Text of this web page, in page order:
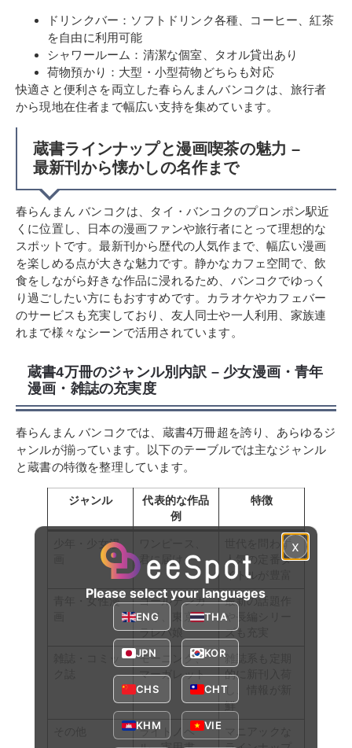
ドリンクバー：ソフトドリンク各種、コーヒー、紅茶
を自由に利用可能
シャワールーム：清潔な個室、タオル貸出あり
荷物預かり：大型・小型荷物どちらも対応
快適さと便利さを両立した春らんまんバンコクは、旅行者
から現地在住者まで幅広い支持を集めています。
蔵書ラインナップと漫画喫茶の魅力 –
最新刊から懐かしの名作まで
春らんまん バンコクは、タイ・バンコクのプロンポン駅近
くに位置し、日本の漫画ファンや旅行者にとって理想的な
スポットです。最新刊から歴代の人気作まで、幅広い漫画
を楽しめる点が大きな魅力です。静かなカフェ空間で、飲
食をしながら好きな作品に浸れるため、バンコクでゆっく
り過ごしたい方にもおすすめです。カラオケやカフェバー
のサービスも充実しており、友人同士や一人利用、家族連
れまで様々なシーンで活用されています。
蔵書4万冊のジャンル別内訳 – 少女漫画・青年
漫画・雑誌の充実度
春らんまん バンコクでは、蔵書4万冊超を誇り、あらゆるジ
ャンルが揃っています。以下のテーブルでは主なジャンル
と蔵書の特徴を整理しています。
ジャンル
代表的な作品
例
特徴
少年・少女漫
君に届け
世代を問わず
人気の定番タ
イトルが豊富
青年・女性漫
ゴールデンカ
ムイ、東京タ
ラレバ娘
最新の話題作
や長編シリー
ズも充実
モーニング、
マーガレット
雑誌系も定期
的に新刊入荷
し、情報が新
鮮
ライトノベ
x
Please select your languages
ENG THA
JPN KOR
CHS CHT
KHM VIE